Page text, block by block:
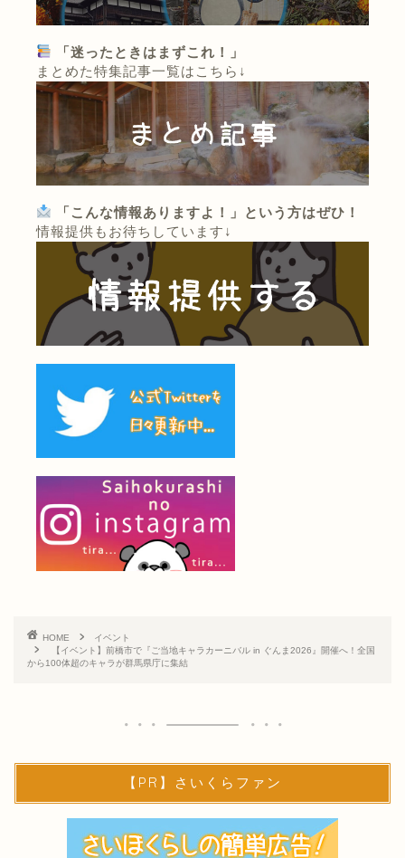
「迷ったときはまずこれ！」
まとめた特集記事一覧はこちら↓
「こんな情報ありますよ！」という方はぜひ！
情報提供もお待ちしています↓
HOME
イベント
【イベント】前橋市で『ご当地キャラカーニバル in ぐんま2026』開催へ！全国
から100体超のキャラが群馬県庁に集結
【PR】さいくらファン